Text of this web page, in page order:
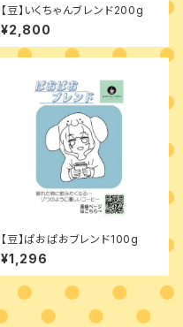
【豆】いくちゃんブレンド200g
¥2,800
【豆】ぱおぱおブレンド100g
¥1,296